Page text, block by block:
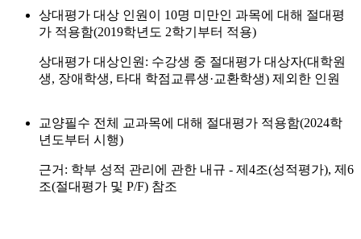
상대평가 대상 인원이 10명 미만인 과목에 대해 절대평
가 적용함(2019학년도 2학기부터 적용)
상대평가 대상인원: 수강생 중 절대평가 대상자(대학원
생, 장애학생, 타대 학점교류생·교환학생) 제외한 인원
교양필수 전체 교과목에 대해 절대평가 적용함(2024학
년도부터 시행)
근거: 학부 성적 관리에 관한 내규 - 제4조(성적평가), 제6
조(절대평가 및 P/F) 참조